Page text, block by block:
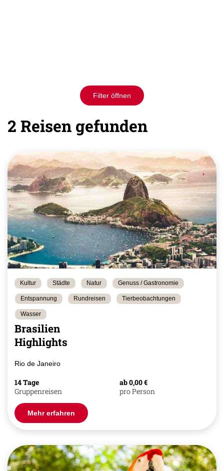
Filter öffnen
2 Reisen gefunden
Kultur Städte Natur Genuss / Gastronomie
Entspannung Rundreisen Tierbeobachtungen
Wasser
Brasilien
Highlights
Rio de Janeiro
14 Tage
Gruppenreisen
ab 0,00 €
pro Person
Mehr erfahren